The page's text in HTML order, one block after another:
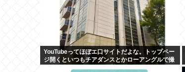
YouTubeってほぼエ口サイトだよな。トップペー
ジ開くといつもチアダンスとかローアングルで撮